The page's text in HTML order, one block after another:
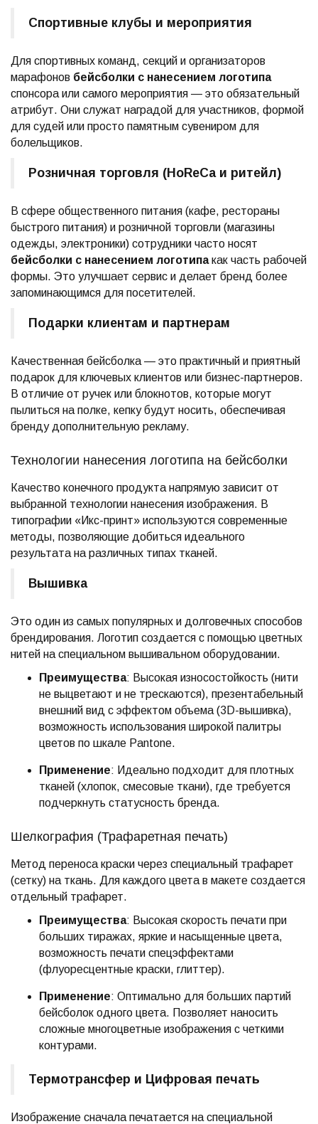
Спортивные клубы и мероприятия
Для спортивных команд, секций и организаторов
марафонов бейсболки с нанесением логотипа
спонсора или самого мероприятия — это обязательный
атрибут. Они служат наградой для участников, формой
для судей или просто памятным сувениром для
болельщиков.
Розничная торговля (HoReCa и ритейл)
В сфере общественного питания (кафе, рестораны
быстрого питания) и розничной торговли (магазины
одежды, электроники) сотрудники часто носят
бейсболки с нанесением логотипакак часть рабочей
формы. Это улучшает сервис и делает бренд более
запоминающимся для посетителей.
Подарки клиентам и партнерам
Качественная бейсболка — это практичный и приятный
подарок для ключевых клиентов или бизнес-партнеров.
В отличие от ручек или блокнотов, которые могут
пылиться на полке, кепку будут носить, обеспечивая
бренду дополнительную рекламу.
Технологии нанесения логотипа на бейсболки
Качество конечного продукта напрямую зависит от
выбранной технологии нанесения изображения. В
типографии «Икс-принт» используются современные
методы, позволяющие добиться идеального
результата на различных типах тканей.
Вышивка
Это один из самых популярных и долговечных способов
брендирования. Логотип создается с помощью цветных
нитей на специальном вышивальном оборудовании.
Преимущества: Высокая износостойкость (нити
не выцветают и не трескаются), презентабельный
внешний вид с эффектом объема (3D-вышивка),
возможность использования широкой палитры
цветов по шкале Pantone.
Применение: Идеально подходит для плотных
тканей (хлопок, смесовые ткани), где требуется
подчеркнуть статусность бренда.
Шелкография (Трафаретная печать)
Метод переноса краски через специальный трафарет
(сетку) на ткань. Для каждого цвета в макете создается
отдельный трафарет.
Преимущества: Высокая скорость печати при
больших тиражах, яркие и насыщенные цвета,
возможность печати спецэффектами
(флуоресцентные краски, глиттер).
Применение: Оптимально для больших партий
бейсболок одного цвета. Позволяет наносить
сложные многоцветные изображения с четкими
контурами.
Термотрансфер и Цифровая печать
Изображение сначала печатается на специальной